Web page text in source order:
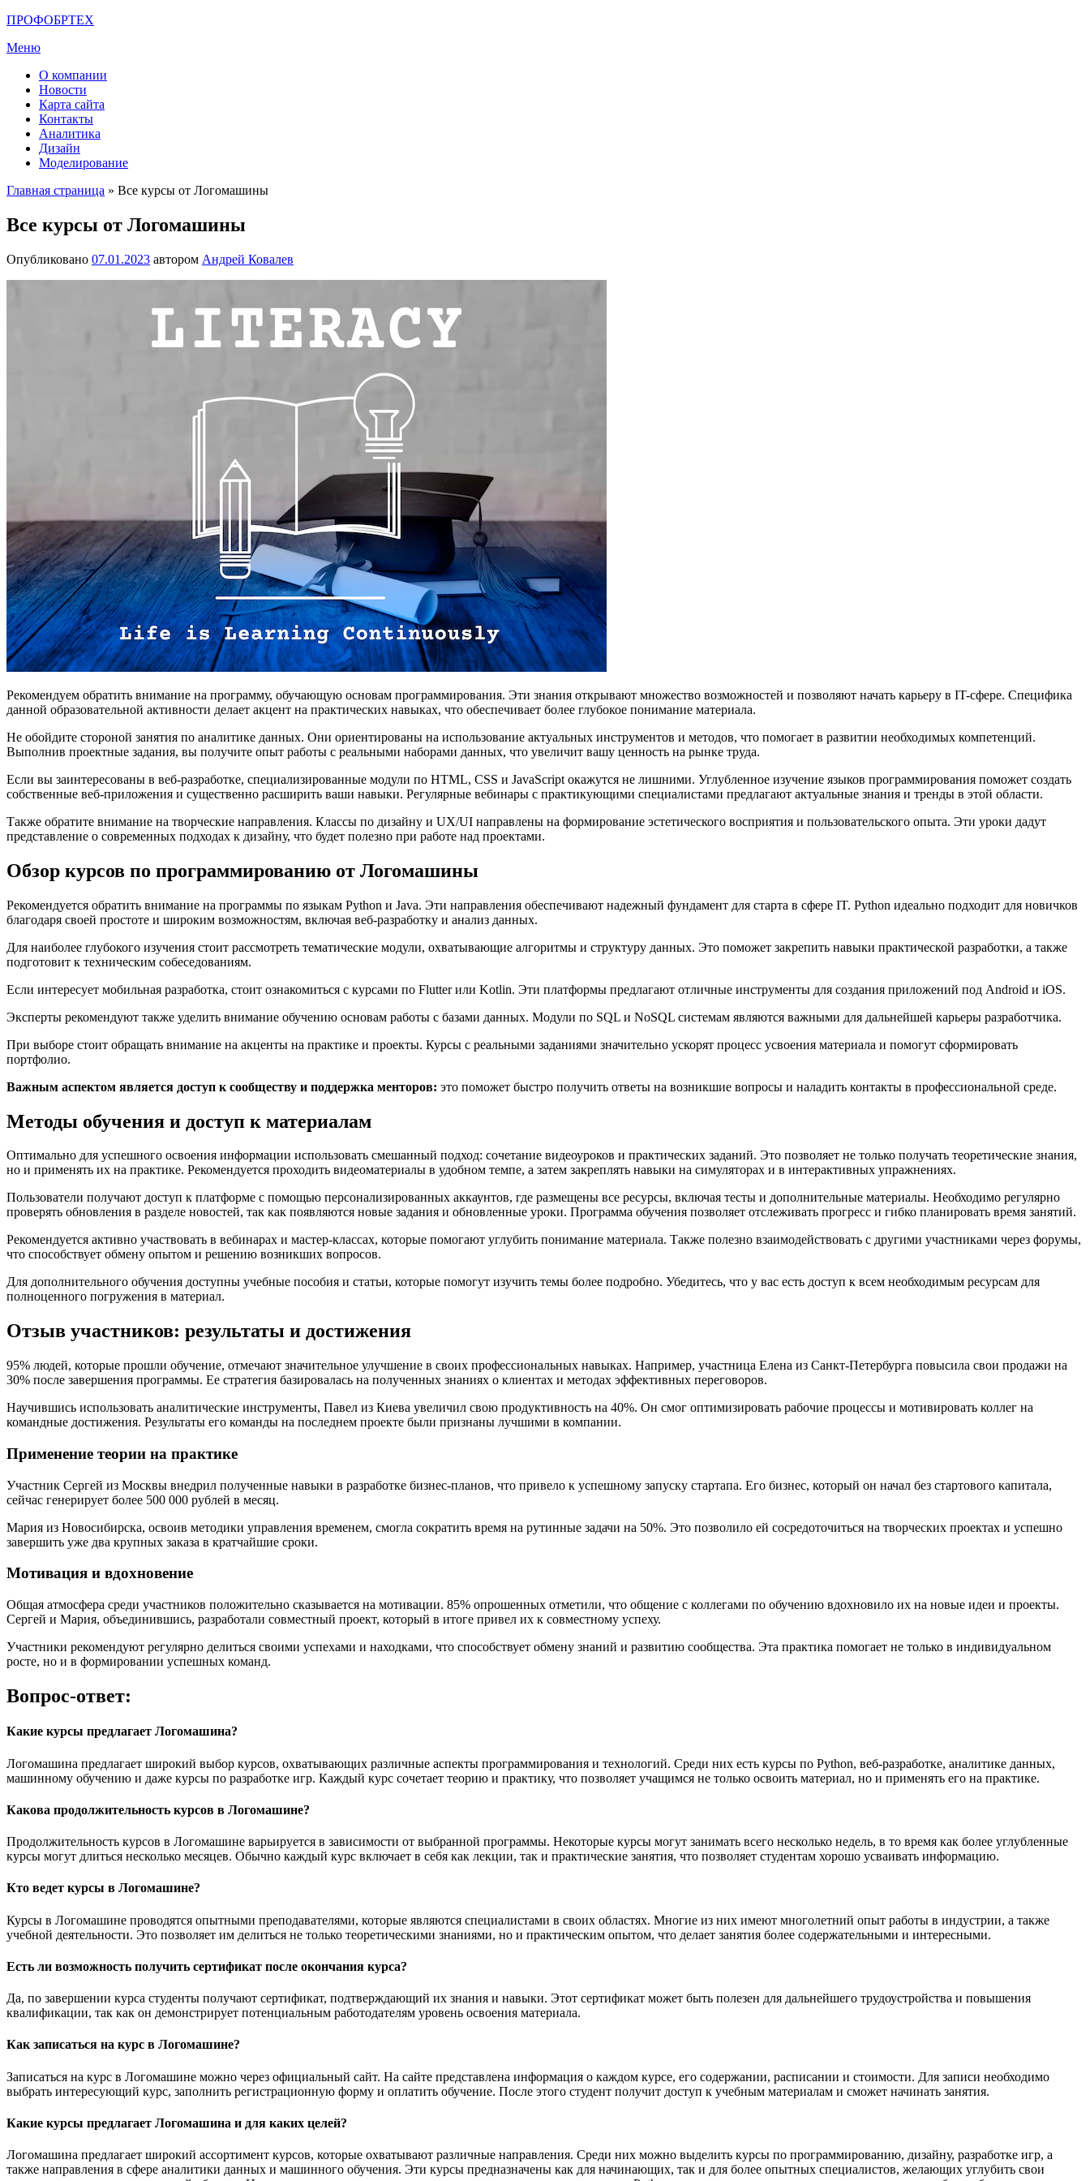
Перейти
содержимому
ПРОФОБРТЕХ
Меню
О компании
Новости
Карта сайта
Контакты
Аналитика
Дизайн
Моделирование
Главная страница » Все курсы от Логомашины
Все курсы от Логомашины
Опубликовано 07.01.2023 автором Андрей Ковалев
Рекомендуем обратить внимание на программу, обучающую основам программирования. Эти знания открывают множество возможностей и позволяют начать карьеру в IT-сфере. Специфика
данной образовательной активности делает акцент на практических навыках, что обеспечивает более глубокое понимание материала.
Не обойдите стороной занятия по аналитике данных. Они ориентированы на использование актуальных инструментов и методов, что помогает в развитии необходимых компетенций.
Выполнив проектные задания, вы получите опыт работы с реальными наборами данных, что увеличит вашу ценность на рынке труда.
Если вы заинтересованы в веб-разработке, специализированные модули по HTML, CSS и JavaScript окажутся не лишними. Углубленное изучение языков программирования поможет создать
собственные веб-приложения и существенно расширить ваши навыки. Регулярные вебинары с практикующими специалистами предлагают актуальные знания и тренды в этой области.
Также обратите внимание на творческие направления. Классы по дизайну и UX/UI направлены на формирование эстетического восприятия и пользовательского опыта. Эти уроки дадут
представление о современных подходах к дизайну, что будет полезно при работе над проектами.
Обзор курсов по программированию от Логомашины
Рекомендуется обратить внимание на программы по языкам Python и Java. Эти направления обеспечивают надежный фундамент для старта в сфере IT. Python идеально подходит для новичков
благодаря своей простоте и широким возможностям, включая веб-разработку и анализ данных.
Для наиболее глубокого изучения стоит рассмотреть тематические модули, охватывающие алгоритмы и структуру данных. Это поможет закрепить навыки практической разработки, а также
подготовит к техническим собеседованиям.
Если интересует мобильная разработка, стоит ознакомиться с курсами по Flutter или Kotlin. Эти платформы предлагают отличные инструменты для создания приложений под Android и iOS.
Эксперты рекомендуют также уделить внимание обучению основам работы с базами данных. Модули по SQL и NoSQL системам являются важными для дальнейшей карьеры разработчика.
При выборе стоит обращать внимание на акценты на практике и проекты. Курсы с реальными заданиями значительно ускорят процесс усвоения материала и помогут сформировать
портфолио.
Важным аспектом является доступ к сообществу и поддержка менторов: это поможет быстро получить ответы на возникшие вопросы и наладить контакты в профессиональной среде.
Методы обучения и доступ к материалам
Оптимально для успешного освоения информации использовать смешанный подход: сочетание видеоуроков и практических заданий. Это позволяет не только получать теоретические знания,
но и применять их на практике. Рекомендуется проходить видеоматериалы в удобном темпе, а затем закреплять навыки на симуляторах и в интерактивных упражнениях.
Пользователи получают доступ к платформе с помощью персонализированных аккаунтов, где размещены все ресурсы, включая тесты и дополнительные материалы. Необходимо регулярно
проверять обновления в разделе новостей, так как появляются новые задания и обновленные уроки. Программа обучения позволяет отслеживать прогресс и гибко планировать время занятий.
Рекомендуется активно участвовать в вебинарах и мастер-классах, которые помогают углубить понимание материала. Также полезно взаимодействовать с другими участниками через форумы,
что способствует обмену опытом и решению возникших вопросов.
Для дополнительного обучения доступны учебные пособия и статьи, которые помогут изучить темы более подробно. Убедитесь, что у вас есть доступ к всем необходимым ресурсам для
полноценного погружения в материал.
Отзыв участников: результаты и достижения
95% людей, которые прошли обучение, отмечают значительное улучшение в своих профессиональных навыках. Например, участница Елена из Санкт-Петербурга повысила свои продажи на
30% после завершения программы. Ее стратегия базировалась на полученных знаниях о клиентах и методах эффективных переговоров.
Научившись использовать аналитические инструменты, Павел из Киева увеличил свою продуктивность на 40%. Он смог оптимизировать рабочие процессы и мотивировать коллег на
командные достижения. Результаты его команды на последнем проекте были признаны лучшими в компании.
Применение теории на практике
Участник Сергей из Москвы внедрил полученные навыки в разработке бизнес-планов, что привело к успешному запуску стартапа. Его бизнес, который он начал без стартового капитала,
сейчас генерирует более 500 000 рублей в месяц.
Мария из Новосибирска, освоив методики управления временем, смогла сократить время на рутинные задачи на 50%. Это позволило ей сосредоточиться на творческих проектах и успешно
завершить уже два крупных заказа в кратчайшие сроки.
Мотивация и вдохновение
Общая атмосфера среди участников положительно сказывается на мотивации. 85% опрошенных отметили, что общение с коллегами по обучению вдохновило их на новые идеи и проекты.
Сергей и Мария, объединившись, разработали совместный проект, который в итоге привел их к совместному успеху.
Участники рекомендуют регулярно делиться своими успехами и находками, что способствует обмену знаний и развитию сообщества. Эта практика помогает не только в индивидуальном
росте, но и в формировании успешных команд.
Вопрос-ответ:
Какие курсы предлагает Логомашина?
Логомашина предлагает широкий выбор курсов, охватывающих различные аспекты программирования и технологий. Среди них есть курсы по Python, веб-разработке, аналитике данных,
машинному обучению и даже курсы по разработке игр. Каждый курс сочетает теорию и практику, что позволяет учащимся не только освоить материал, но и применять его на практике.
Какова продолжительность курсов в Логомашине?
Продолжительность курсов в Логомашине варьируется в зависимости от выбранной программы. Некоторые курсы могут занимать всего несколько недель, в то время как более углубленные
курсы могут длиться несколько месяцев. Обычно каждый курс включает в себя как лекции, так и практические занятия, что позволяет студентам хорошо усваивать информацию.
Кто ведет курсы в Логомашине?
Курсы в Логомашине проводятся опытными преподавателями, которые являются специалистами в своих областях. Многие из них имеют многолетний опыт работы в индустрии, а также
учебной деятельности. Это позволяет им делиться не только теоретическими знаниями, но и практическим опытом, что делает занятия более содержательными и интересными.
Есть ли возможность получить сертификат после окончания курса?
Да, по завершении курса студенты получают сертификат, подтверждающий их знания и навыки. Этот сертификат может быть полезен для дальнейшего трудоустройства и повышения
квалификации, так как он демонстрирует потенциальным работодателям уровень освоения материала.
Как записаться на курс в Логомашине?
Записаться на курс в Логомашине можно через официальный сайт. На сайте представлена информация о каждом курсе, его содержании, расписании и стоимости. Для записи необходимо
выбрать интересующий курс, заполнить регистрационную форму и оплатить обучение. После этого студент получит доступ к учебным материалам и сможет начинать занятия.
Какие курсы предлагает Логомашина и для каких целей?
Логомашина предлагает широкий ассортимент курсов, которые охватывают различные направления. Среди них можно выделить курсы по программированию, дизайну, разработке игр, а
также направления в сфере аналитики данных и машинного обучения. Эти курсы предназначены как для начинающих, так и для более опытных специалистов, желающих углубить свои